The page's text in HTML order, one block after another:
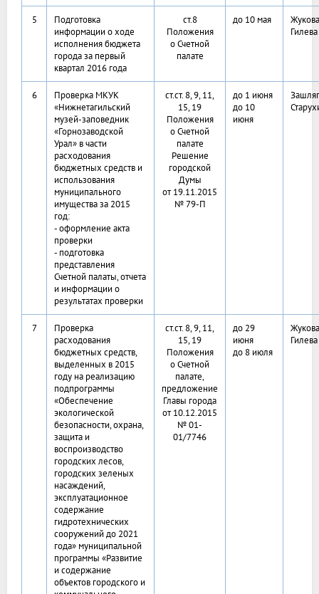
5
Подготовка
информации о ходе
исполнения бюджета
города за первый
квартал 2016 года
ст.8
Положения
о Счетной
палате
до 10 мая
6
Проверка МКУК
«Нижнетагильский
музей-заповедник
«Горнозаводской
Урал» в части
расходования
бюджетных средств и
использования
муниципального
имущества за 2015
год:
- оформление акта
проверки
- подготовка
представления
Счетной палаты, отчета
и информации о
результатах проверки
ст.ст. 8, 9, 11,
15, 19
Положения
о Счетной
палате
Решение
городской
Думы
от 19.11.2015
№ 79-П
до 1 июня
до 10
июня
7
Проверка
расходования
бюджетных средств,
выделенных в 2015
году на реализацию
подпрограммы
«Обеспечение
экологической
безопасности, охрана,
защита и
воспроизводство
городских лесов,
городских зеленых
насаждений,
эксплуатационное
содержание
гидротехнических
сооружений до 2021
года» муниципальной
программы «Развитие
и содержание
объектов городского и
ст.ст. 8, 9, 11,
15, 19
Положения
о Счетной
палате,
предложение
Главы города
от 10.12.2015
№ 01-
01/7746
до 29
июня
до 8 июля